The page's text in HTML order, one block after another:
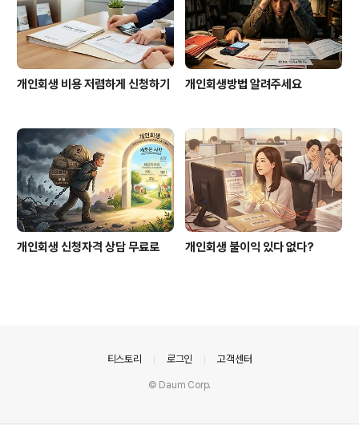
개인회생 비용 저렴하게 신청하기 개인회생방법 알려주세요
개인회생 신청자격 상담 무료로 개인회생 불이익 있다 없다?
티스토리 로그인 고객센터
© Daum Corp.